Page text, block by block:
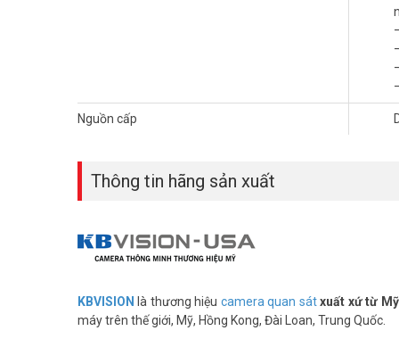
Nguồn cấp
Thông tin hãng sản xuất
KBVISION là thương hiệu camera quan sát xuất xứ từ
máy trên thế giới, Mỹ, Hồng Kong, Đài Loan, Trung Quốc.